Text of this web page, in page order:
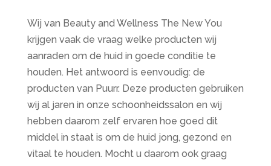
Wij van Beauty and Wellness The New You
krijgen vaak de vraag welke producten wij
aanraden om de huid in goede conditie te
houden. Het antwoord is eenvoudig: de
producten van Puurr. Deze producten gebruiken
wij al jaren in onze schoonheidssalon en wij
hebben daarom zelf ervaren hoe goed dit
middel in staat is om de huid jong, gezond en
vitaal te houden. Mocht u daarom ook graag